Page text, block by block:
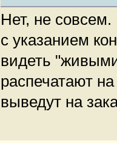
Нет, не совсем.
с указанием
видеть
распечатают
выведут на